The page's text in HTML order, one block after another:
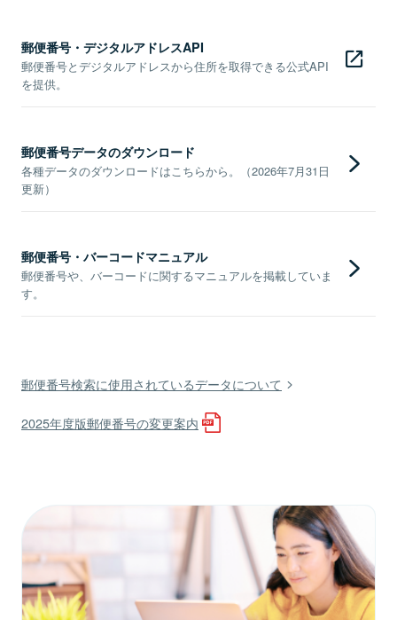
郵便番号・デジタルアドレスAPI
郵便番号とデジタルアドレスから住所を取得できる公式API
を提供。
郵便番号データのダウンロード
各種データのダウンロードはこちらから。（2026年7月31日
更新）
郵便番号・バーコードマニュアル
郵便番号や、バーコードに関するマニュアルを掲載していま
す。
郵便番号検索に使用されているデータについて
2025年度版郵便番号の変更案内